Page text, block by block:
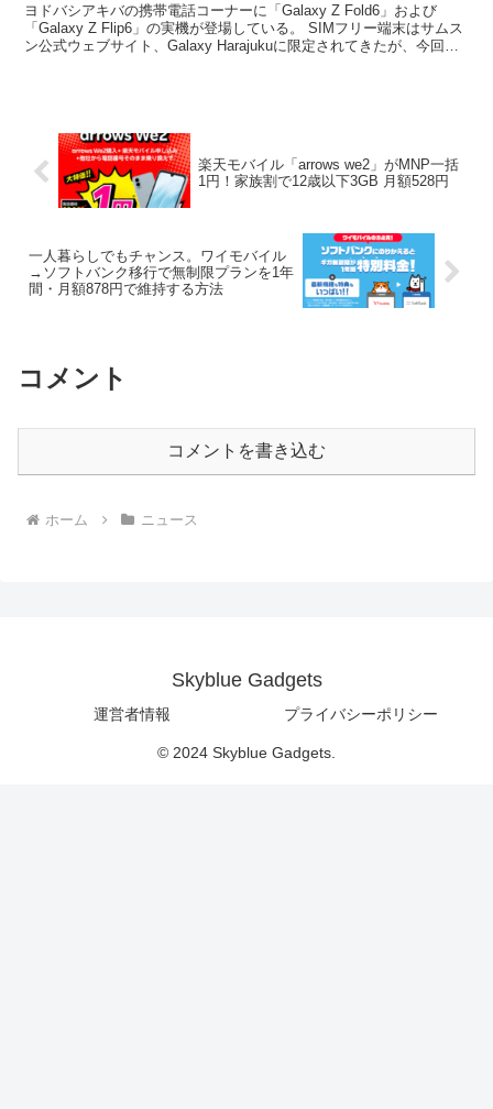
ヨドバシアキバの携帯電話コーナーに「Galaxy Z Fold6」および
「Galaxy Z Flip6」の実機が登場している。 SIMフリー端末はサムス
ン公式ウェブサイト、Galaxy Harajukuに限定されてきたが、今回か
楽天モバイル「arrows we2」がMNP一括
1円！家族割で12歳以下3GB 月額528円
一人暮らしでもチャンス。ワイモバイル
→ソフトバンク移行で無制限プランを1年
間・月額878円で維持する方法
コメント
コメントを書き込む
ホーム ニュース
Skyblue Gadgets
運営者情報 プライバシーポリシー
© 2024 Skyblue Gadgets.